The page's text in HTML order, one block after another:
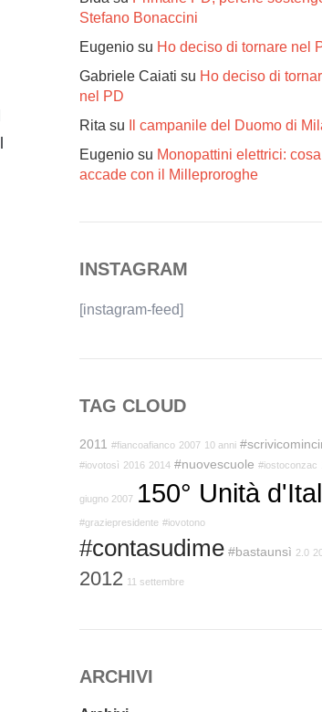
Stefano Bonaccini
Eugenio su Ho deciso di tornare nel
Gabriele Caiati su Ho deciso di
nel PD
Rita su
Il campanile del Duomo di
Eugenio su Monopattini elettrici: cosa
accade con il Milleproroghe
INSTAGRAM
[instagram-feed]
TAG CLOUD
2011 #fiancoafianco 2007 10 anni
#iovotosì 2016 2014 #nuovescuole #iostoconzac
giugno 2007 150° Unità
#graziepresidente #iovotono
#contasudime #bastaunsì 2.0
2012 11 settembre
ARCHIVI